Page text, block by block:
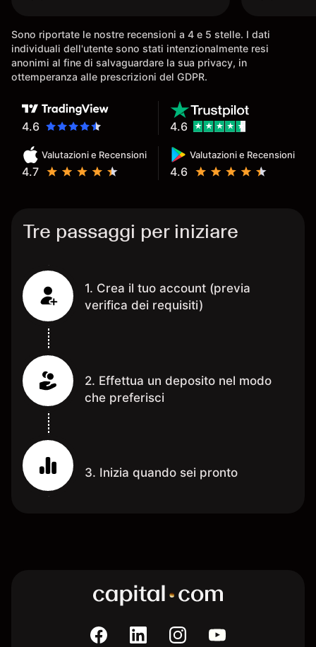
senza esperienza.
spiega
Sono riportate le nostre recensioni a 4 e 5 stelle. I dati
individuali dell'utente sono stati intenzionalmente resi
anonimi al fine di salvaguardare la sua privacy, in
ottemperanza alle prescrizioni del GDPR.
4.6
Valutazioni e Recensioni
4.7
Valutazioni e Recensioni
4.6
4.6
Tre passaggi per iniziare
1. Crea il tuo account (previa
verifica dei requisiti)
2. Effettua un deposito nel modo
che preferisci
3. Inizia quando sei pronto